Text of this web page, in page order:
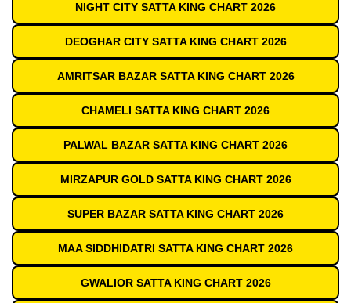
NIGHT CITY SATTA KING CHART 2026
DEOGHAR CITY SATTA KING CHART 2026
AMRITSAR BAZAR SATTA KING CHART 2026
CHAMELI SATTA KING CHART 2026
PALWAL BAZAR SATTA KING CHART 2026
MIRZAPUR GOLD SATTA KING CHART 2026
SUPER BAZAR SATTA KING CHART 2026
MAA SIDDHIDATRI SATTA KING CHART 2026
GWALIOR SATTA KING CHART 2026